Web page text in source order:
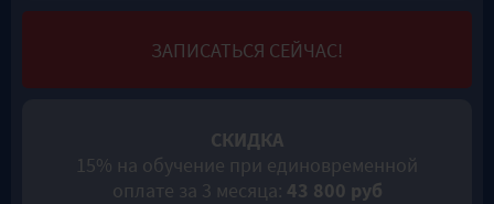
ЗАПИСАТЬСЯ СЕЙЧАС!
СКИДКА
15% на обучение при единовременной
оплате за 3 месяца: 43 800 руб